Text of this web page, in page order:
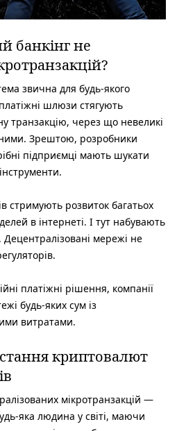
банкінг не
звична для будь-якого
шлюзи стягують
транзакцію, через що невеликі
Зрештою, розробники
підприємці мають шукати
стримують розвиток багатьох
в інтернеті. І тут набувають
мережі не
платіжні рішення, компанії
будь-яких сум із
витратами.
криптовалют
мікротранзакцій —
яка людина у світі, маючи